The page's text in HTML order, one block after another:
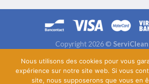
Copyright 2026 © ServiClean
Nous utilisons des cookies pour vous
expérience sur notre site web. Si vous
site, nous supposerons que vous en